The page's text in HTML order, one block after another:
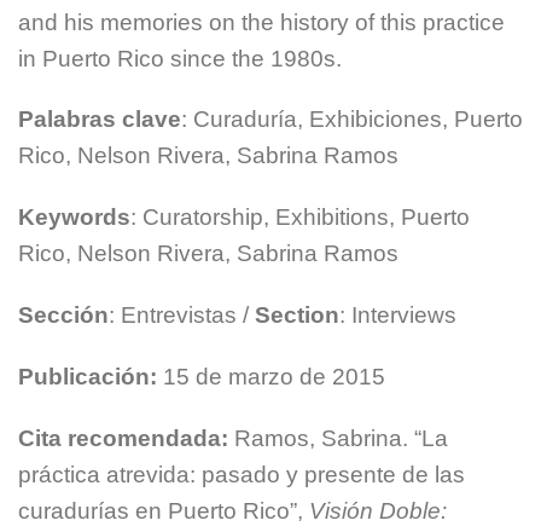
and his memories on the history of this practice
in Puerto Rico since the 1980s.
Palabras clave: Curaduría, Exhibiciones, Puerto
Rico, Nelson Rivera, Sabrina Ramos
Keywords: Curatorship, Exhibitions, Puerto
Rico, Nelson Rivera, Sabrina Ramos
Sección: Entrevistas / Section: Interviews
Publicación: 15 de marzo de 2015
Cita recomendada: Ramos, Sabrina. “La
práctica atrevida: pasado y presente de las
curadurías en Puerto Rico”, Visión Doble: